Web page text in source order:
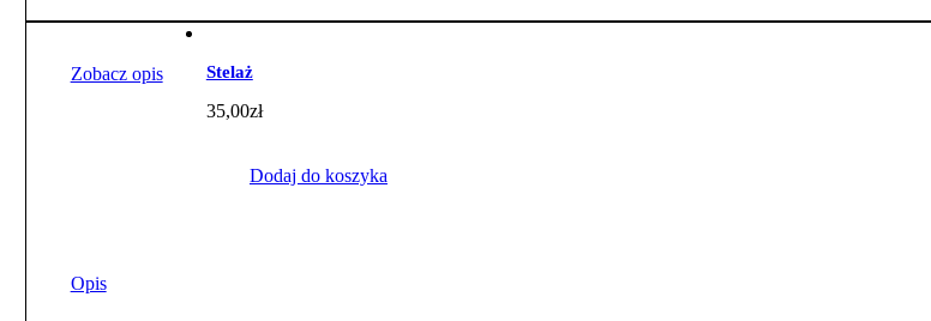
Zobacz opis Stelaż
35,00zł
Dodaj do koszyka
Opis